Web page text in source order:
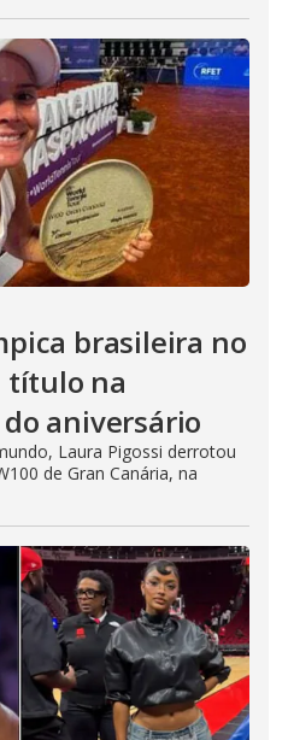
brasileira no
título na
aniversário
Laura Pigossi derrotou
de Gran Canária, na